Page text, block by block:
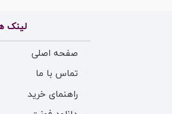
لینک
صفحه اصلی
تماس با ما
راهنمای خرید